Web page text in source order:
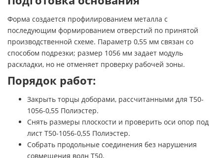
Форма создается профилированием металла с
последующим формированием отверстий по принятой
производственной схеме. Параметр 0,55 мм связан со
способом подрезки; размер 1056 мм задает модуль
раскладки, но не отменяет проверку рабочей зоны.
Порядок работ:
Закрыть торцы доборами, рассчитанными для Т50-
1056-0,55 Полиэстер.
Снять размеры плоскости и проверить оси опор под
лист Т50-1056-0,55 Полиэстер.
Собрать продольные соединения без нарушения
совмещения волн Т50.